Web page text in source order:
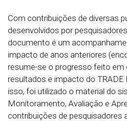
Com contribuições de diversas
desenvolvidos por
documento é um
impacto de anos anteriores
resume-se o progresso feito em
resultados e impacto do TRADE
isso, foi utilizado o material do
Monitoramento, Avaliação e
contribuições de pesquisadores